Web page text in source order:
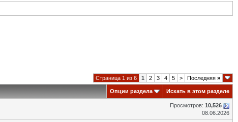
Страница 1 из 6 1 2 3 4 5 > Последняя »
Опции раздела Искать в этом разделе
Просмотров: 10,526
08.06.2026